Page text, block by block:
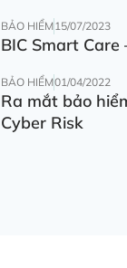
BẢO HIỂM15/07/2023
BIC Smart
BẢO HIỂM01/04/2022
Ra mắt bảo
Cyber Risk